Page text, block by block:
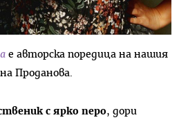
е авторска поредица на нашия
Проданова.
с ярко перо, дори